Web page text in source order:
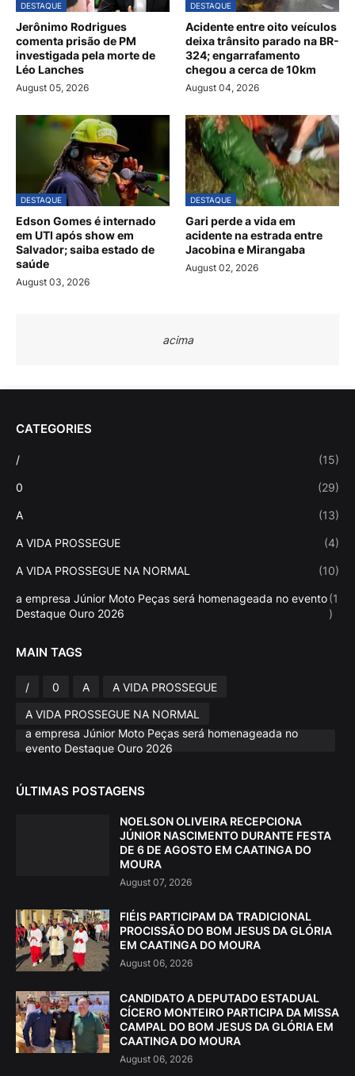
DESTAQUE
Jerônimo Rodrigues
comenta prisão de PM
investigada pela morte de
Léo Lanches
August 05, 2026
DESTAQUE
Acidente entre oito veículos
deixa trânsito parado na BR-
324; engarrafamento
chegou a cerca de 10km
August 04, 2026
DESTAQUE
Edson Gomes é internado
em UTI após show em
Salvador; saiba estado de
saúde
August 03, 2026
DESTAQUE
Gari perde a vida em
acidente na estrada entre
Jacobina e Mirangaba
August 02, 2026
acima
CATEGORIES
/ (15)
0 (29)
A (13)
A VIDA PROSSEGUE (4)
A VIDA PROSSEGUE NA NORMAL (10)
a empresa Júnior Moto Peças será homenageada no evento
Destaque Ouro 2026
(1
)
MAIN TAGS
/ 0 A
A VIDA PROSSEGUE
A VIDA PROSSEGUE NA NORMAL
a empresa Júnior Moto Peças será homenageada no
evento Destaque Ouro 2026
ÚLTIMAS POSTAGENS
NOELSON OLIVEIRA RECEPCIONA
JÚNIOR NASCIMENTO DURANTE FESTA
DE 6 DE AGOSTO EM CAATINGA DO
MOURA
August 07, 2026
FIÉIS PARTICIPAM DA TRADICIONAL
PROCISSÃO DO BOM JESUS DA GLÓRIA
EM CAATINGA DO MOURA
August 06, 2026
CANDIDATO A DEPUTADO ESTADUAL
CÍCERO MONTEIRO PARTICIPA DA MISSA
CAMPAL DO BOM JESUS DA GLÓRIA EM
CAATINGA DO MOURA
August 06, 2026